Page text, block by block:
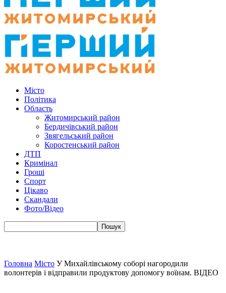
Місто
Політика
Область
Житомирський район
Бердичівський район
Звягельський район
Коростенський район
ДТП
Кримінал
Гроші
Спорт
Цікаво
Скандали
Фото/Відео
Головна Місто У Михайлівському соборі нагородили
волонтерів і відправили продуктову допомогу воїнам. ВІДЕО